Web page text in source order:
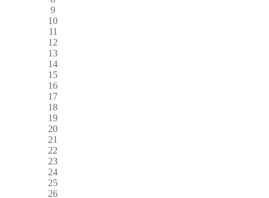
9
10
11
12
13
14
15
16
17
18
19
20
21
22
23
24
25
26